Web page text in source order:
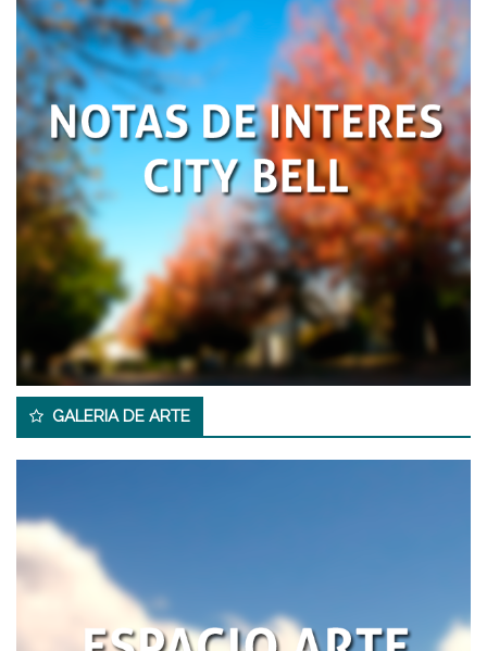
GALERIA DE ARTE